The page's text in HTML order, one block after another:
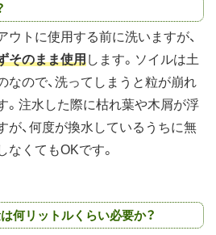
トに使用する前に洗いますが、
そのまま使用します。ソイルは土
なので、洗ってしまうと粒が崩れ
。注水した際に枯れ葉や木屑が浮
が、何度が換水しているうちに無
なくてもOKです。
何リットルくらい必要か？